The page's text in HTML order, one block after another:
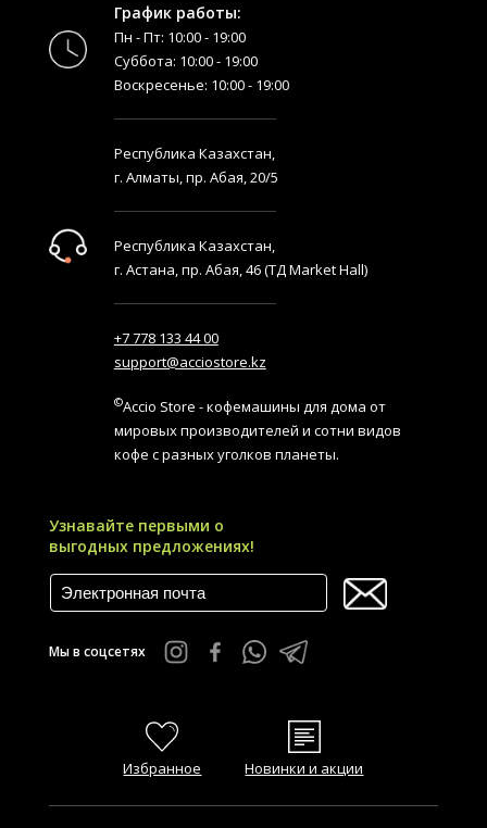
График работы:
Пн - Пт: 10:00 - 19:00
Суббота: 10:00 - 19:00
Воскресенье: 10:00 - 19:00
Республика Казахстан,
г. Алматы, пр. Абая, 20/5
Республика Казахстан,
г. Астана, пр. Абая, 46 (ТД Market Hall)
+7 778 133 44 00
support@acciostore.kz
©Accio Store - кофемашины для дома от
мировых производителей и сотни видов
кофе с разных уголков планеты.
Узнавайте первыми о
выгодных предложениях!
Мы в соцсетях
Избранное Новинки и акции